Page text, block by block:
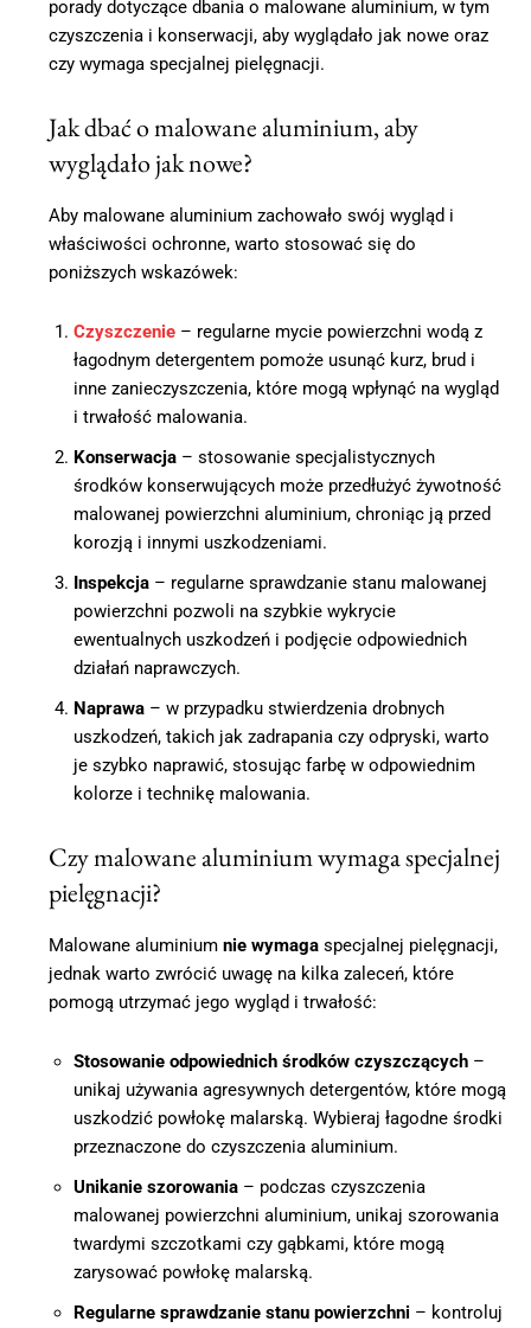
porady dotyczące dbania o malowane aluminium, w tym
czyszczenia i konserwacji, aby wyglądało jak nowe oraz
czy wymaga specjalnej pielęgnacji.
Jak dbać o malowane aluminium, aby
wyglądało jak nowe?
Aby malowane aluminium zachowało swój wygląd i
właściwości ochronne, warto stosować się do
poniższych wskazówek:
Czyszczenie – regularne mycie powierzchni wodą z
łagodnym detergentem pomoże usunąć kurz, brud i
inne zanieczyszczenia, które mogą wpłynąć na wygląd
i trwałość malowania.
Konserwacja – stosowanie specjalistycznych
środków konserwujących może przedłużyć żywotność
malowanej powierzchni aluminium, chroniąc ją przed
korozją i innymi uszkodzeniami.
Inspekcja – regularne sprawdzanie stanu malowanej
powierzchni pozwoli na szybkie wykrycie
ewentualnych uszkodzeń i podjęcie odpowiednich
działań naprawczych.
Naprawa – w przypadku stwierdzenia drobnych
uszkodzeń, takich jak zadrapania czy odpryski, warto
je szybko naprawić, stosując farbę w odpowiednim
kolorze i technikę malowania.
Czy malowane aluminium wymaga specjalnej
pielęgnacji?
Malowane aluminium nie wymaga specjalnej pielęgnacji,
jednak warto zwrócić uwagę na kilka zaleceń, które
pomogą utrzymać jego wygląd i trwałość:
Stosowanie odpowiednich środków czyszczących –
unikaj używania agresywnych detergentów, które mogą
uszkodzić powłokę malarską. Wybieraj łagodne środki
przeznaczone do czyszczenia aluminium.
Unikanie szorowania – podczas czyszczenia
malowanej powierzchni aluminium, unikaj szorowania
twardymi szczotkami czy gąbkami, które mogą
zarysować powłokę malarską.
Regularne sprawdzanie stanu powierzchni – kontroluj